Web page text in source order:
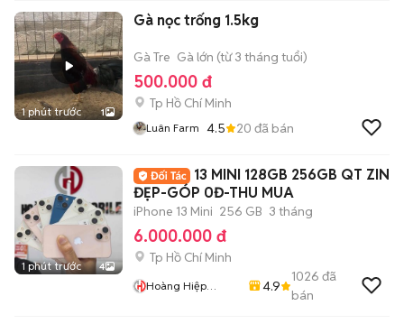
1 phút trước 1
Gà nọc trống 1.5kg
Gà Tre Gà lớn (từ 3 tháng tuổi)
500.000 đ
Tp Hồ Chí Minh
Luân Farm 4.5 20 đã bán
1 phút trước 4
13 MINI 128GB 256GB QT ZIN
ĐẸP-GÓP 0Đ-THU MUA
iPhone 13 Mini 256 GB 3 tháng
6.000.000 đ
Tp Hồ Chí Minh
Hoàng Hiệp
4.9
1026 đã
bán